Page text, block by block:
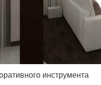
инструмента